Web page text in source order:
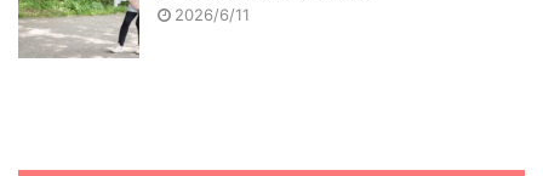
2026/6/11